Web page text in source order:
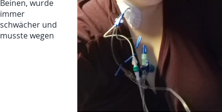
Beinen, wurde
immer
schwächer und
musste wegen